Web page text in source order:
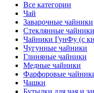
Все категории
Чай
Заварочные чайники
Стеклянные чайники
Чайники ГунФу (с
Чугунные чайники
Глиняные чайники
Медные чайники
Фарфоровые
Чашки
Бутылки для чая и